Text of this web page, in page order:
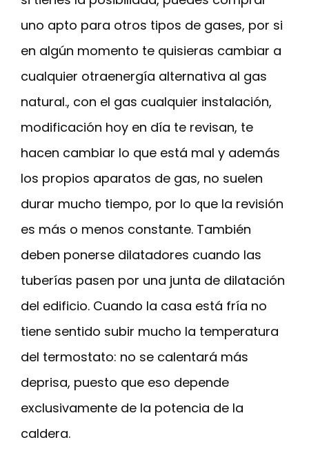
uno apto para otros tipos de gases, por si
en algún momento te quisieras cambiar a
cualquier otraenergía alternativa al gas
natural., con el gas cualquier instalación,
modificación hoy en día te revisan, te
hacen cambiar lo que está mal y además
los propios aparatos de gas, no suelen
durar mucho tiempo, por lo que la revisión
es más o menos constante. También
deben ponerse dilatadores cuando las
tuberías pasen por una junta de dilatación
del edificio. Cuando la casa está fría no
tiene sentido subir mucho la temperatura
del termostato: no se calentará más
deprisa, puesto que eso depende
exclusivamente de la potencia de la
caldera.